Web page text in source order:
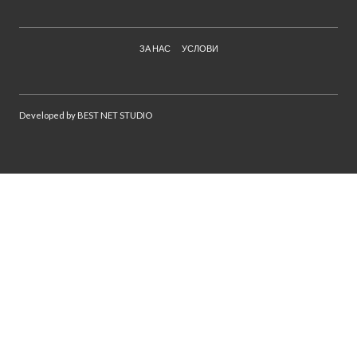
ЗА НАС УСЛОВИ
Developed by BEST NET STUDIO